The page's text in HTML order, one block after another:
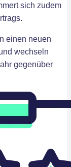
sich zudem
einen neuen
wechseln
gegenüber